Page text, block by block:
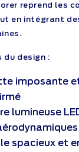
reprend les
en intégrant
design :
imposante
lumineuse
spacieux et